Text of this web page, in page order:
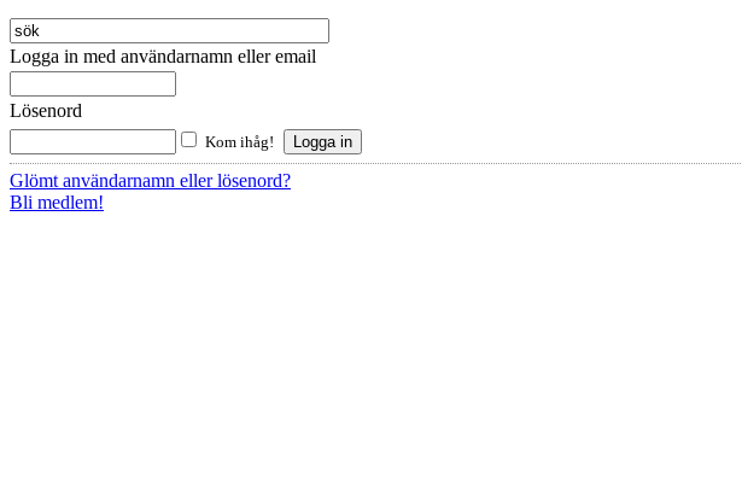
Logga in med användarnamn eller email
Lösenord
Kom ihåg!
Glömt användarnamn eller lösenord?
Bli medlem!